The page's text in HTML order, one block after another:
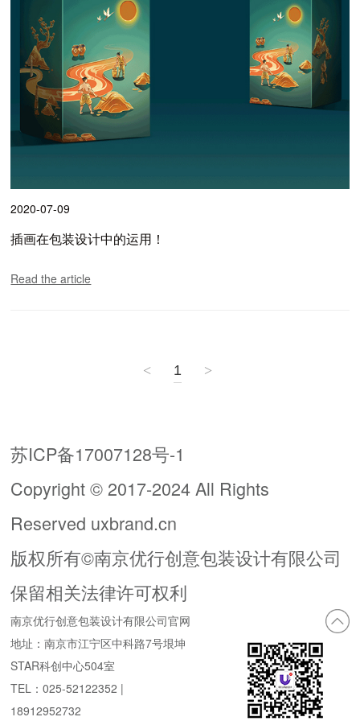
2020-07-09
插画在包装设计中的运用！
Read the article
< 1 >
苏ICP备17007128号-1
Copyright © 2017-2024 All Rights
Reserved uxbrand.cn
版权所有©南京优行创意包装设计有限公司
保留相关法律许可权利
南京优行创意包装设计有限公司官网
地址：南京市江宁区中科路7号垠坤
STAR科创中心504室
TEL：025-52122352 |
18912952732